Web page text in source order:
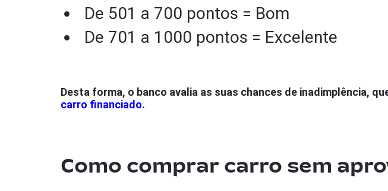
De 501 a 700 pontos = Bom
De 701 a 1000 pontos = Excelente
Desta forma, o banco avalia as suas chances de inadimplência,
carro financiado.
Como comprar carro sem